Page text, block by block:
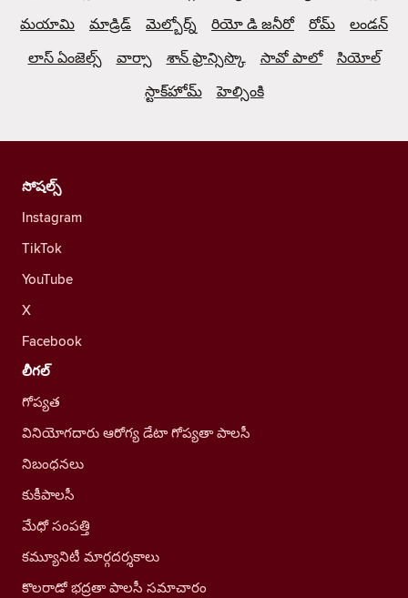
మయామి
మాడ్రిడ్ మెల్బోర్న్ రియో డి జనీరో రోమ్
లండన్
లాస్ ఏంజెల్స్
వార్సా శాన్ ఫ్రాన్సిస్కొ సావో పాలో
సియోల్
స్టాక్‌హోమ్
హెల్సింకి
సోషల్స్
Instagram
TikTok
YouTube
X
Facebook
లీగల్
గోప్యత
వినియోగదారు ఆరోగ్య డేటా గోప్యతా పాలసీ
నిబంధనలు
కుకీపాలసీ
మేధో సంపత్తి
కమ్యూనిటీ మార్గదర్శకాలు
కొలరాడో భద్రతా పాలసీ సమాచారం